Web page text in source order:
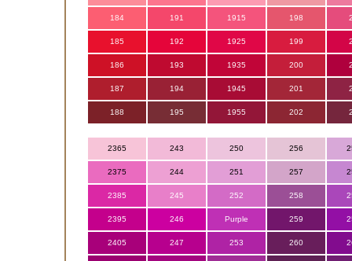
184 191 1915 198
185 192 1925 199
186 193 1935 200
187 194 1945 201
188 195 1955 202
2365 243 250 256
2375 244 251 257
2385 245 252 258
2395 246 Purple 259
2405 247 253 260